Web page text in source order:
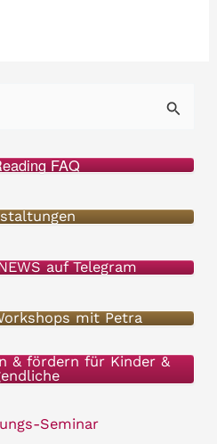
FAQ
auf Telegram
mit Petra
& fördern für Kinder &